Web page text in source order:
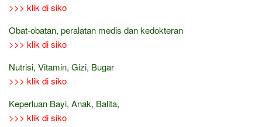
>>> klik di siko
Obat-obatan, peralatan medis dan kedokteran
>>> klik di siko
Nutrisi, Vitamin, Gizi, Bugar
>>> klik di siko
Keperluan Bayi, Anak, Balita,
>>> klik di siko